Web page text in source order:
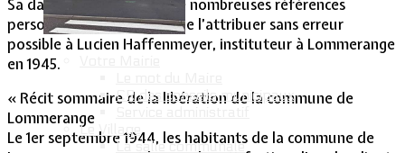
CR des conseils municipaux
Le Village
La salle communale
Sa date de rédaction et de nombreuses références
personnelles permettent de l’attribuer sans erreur
possible à Lucien Haffenmeyer, instituteur à Lommerange
en 1945.
« Récit sommaire de la libération de la commune de
Lommerange
Le 1er septembre 1944, les habitants de la commune de